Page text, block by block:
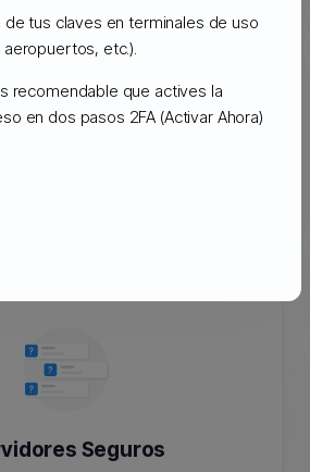
proactiva y le alerta sobre cualquier
Seguros
de tus claves en terminales de uso
etc.).
recomendable que actives la
en dos pasos 2FA (Activar Ahora)